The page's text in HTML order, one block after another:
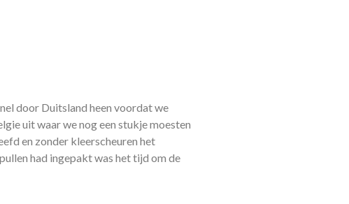
door Duitsland heen voordat we
uit waar we nog een stukje moesten
en zonder kleerscheuren het
had ingepakt was het tijd om de